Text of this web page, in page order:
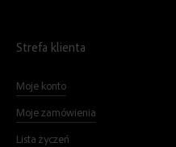
Strefa klienta
Moje konto
Moje zamówienia
Lista życzeń